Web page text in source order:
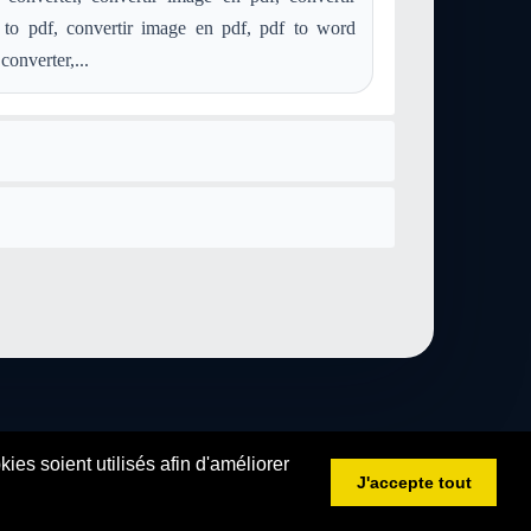
soient utilisés afin d'améliorer
J'accepte tout
convertir mp2 en application-pdf
convertir mid en application-pdf
convertir aac en application-pdf
pdf
pdf, convertir image en pdf, pdf to word